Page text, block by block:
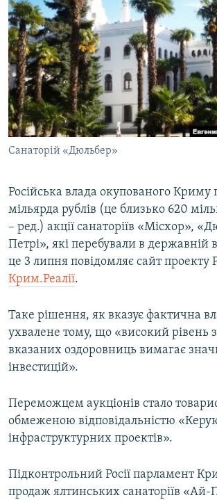
УКРАЇНА
СВІТ
СХЕМИ
КИТАЙ.ВИКЛИКИ
МУЛЬТИМЕДІА
ФОТО
СПЕЦПРОЄКТИ
ПОДКАСТИ
РУС
УКР
КТАТ
ДОЛУЧАЙСЯ!
Усі сайти RFE/RL
Санаторій «Дюльбер»
Російська влада окупованого Криму
мільярда рублів (це близько 620
– ред.) акції санаторіїв «Місхор»,
Петрі», які перебували в державній
це 3 липня повідомляє сайт проекту
Крим.Реалії.
Таке рішення, як вказує фактична
ухвалене тому, що «високий рівень
вказаних оздоровниць вимагає
інвестицій».
Переможцем аукціонів стало
обмеженою відповідальністю
інфраструктурних проектів».
Підконтрольний Росії парламент
продаж ялтинських санаторіїв «Ай-